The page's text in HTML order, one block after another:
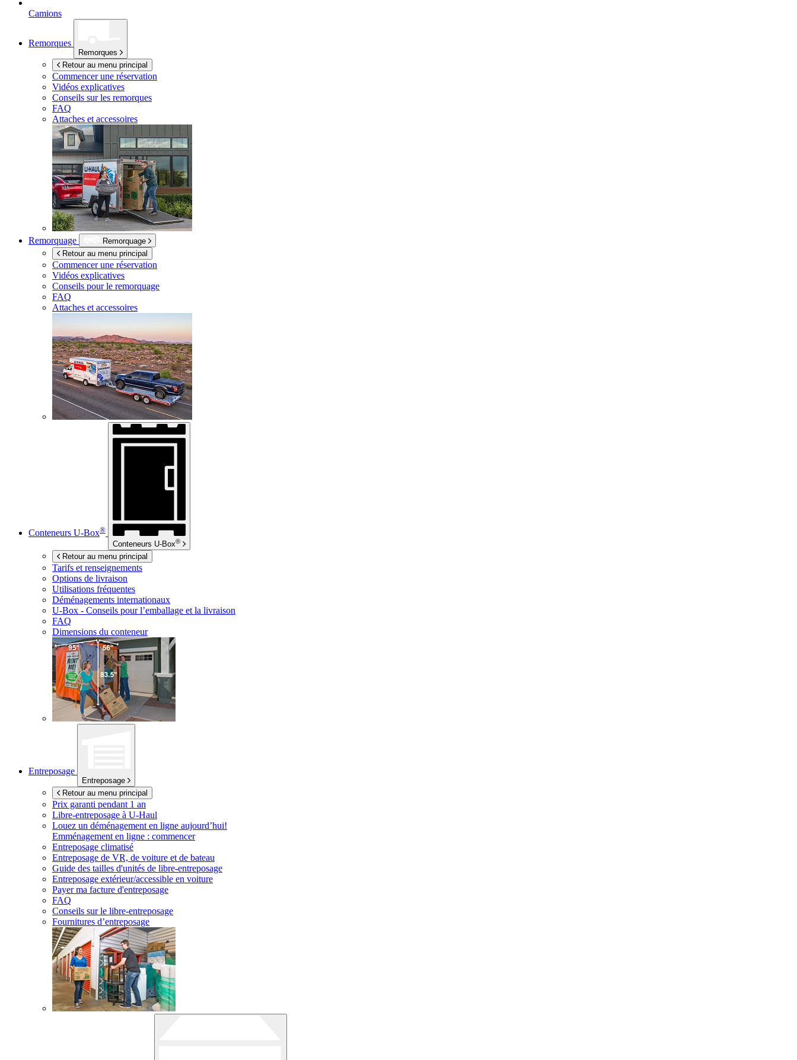
Camions
Remorques
Remorques
Retour au menu principal
Commencer une réservation
Vidéos explicatives
Conseils sur les remorques
FAQ
Attaches et accessoires
Remorquage
Remorquage
Retour au menu principal
Commencer une réservation
Vidéos explicatives
Conseils pour le remorquage
FAQ
Attaches et accessoires
Conteneurs U-Box®
Conteneurs U-Box®
Retour au menu principal
Tarifs et renseignements
Options de livraison
Utilisations fréquentes
Déménagements internationaux
U-Box - Conseils pour l’emballage et la livraison
FAQ
Dimensions du conteneur
Entreposage
Entreposage
Retour au menu principal
Prix garanti pendant 1 an
Libre-entreposage à U-Haul
Louez un déménagement en ligne aujourd’hui!
Emménagement en ligne : commencer
Entreposage climatisé
Entreposage de VR, de voiture et de bateau
Guide des tailles d'unités de libre-entreposage
Entreposage extérieur/accessible en voiture
Payer ma facture d'entreposage
FAQ
Conseils sur le libre-entreposage
Fournitures d’entreposage